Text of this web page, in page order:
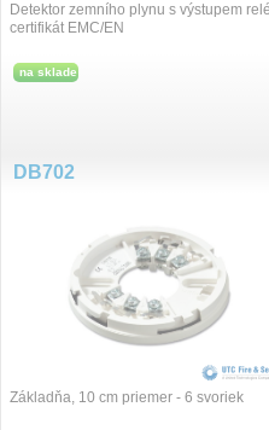
Detektor zemního plynu s výstupem
certifikát EMC/EN
na sklade
DB702
Základňa, 10 cm priemer - 6 svoriek